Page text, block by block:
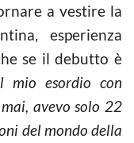
a vestire la
esperienza
se il debutto è
mio esordio con
avevo solo 22
del mondo della